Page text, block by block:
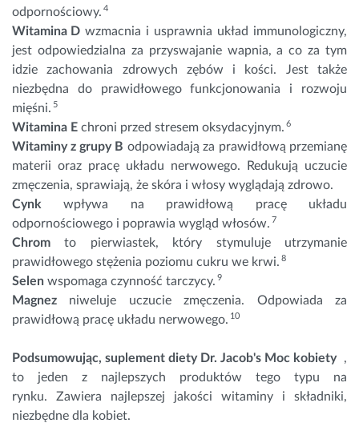
odpornościowy.4
Witamina D wzmacnia i usprawnia układ immunologiczny,
jest odpowiedzialna za przyswajanie wapnia, a co za tym
idzie zachowania zdrowych zębów i kości. Jest także
niezbędna do prawidłowego funkcjonowania i rozwoju
mięśni.5
Witamina E chroni przed stresem oksydacyjnym.6
Witaminy z grupy B odpowiadają za prawidłową przemianę
materii oraz pracę układu nerwowego. Redukują uczucie
zmęczenia, sprawiają, że skóra i włosy wyglądają zdrowo.
Cynk wpływa na prawidłową pracę układu
odpornościowego i poprawia wygląd włosów. 7
Chrom to pierwiastek, który stymuluje utrzymanie
prawidłowego stężenia poziomu cukru we krwi. 8
Selen wspomaga czynność tarczycy. 9
Magnez niweluje uczucie zmęczenia. Odpowiada za
prawidłową pracę układu nerwowego.10
Podsumowując, suplement diety Dr. Jacob's Moc kobiety ,
to jeden z najlepszych produktów tego typu na
rynku. Zawiera najlepszej jakości witaminy i składniki,
niezbędne dla kobiet.